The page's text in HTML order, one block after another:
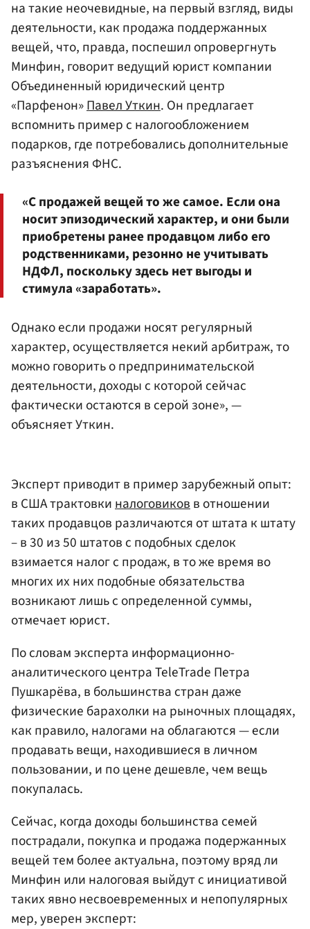
на такие неочевидные, на первый взгляд, виды
деятельности, как продажа поддержанных
вещей, что, правда, поспешил опровергнуть
Минфин, говорит ведущий юрист компании
Объединенный юридический центр
«Парфенон»Павел Уткин. Он предлагает
вспомнить пример с налогообложением
подарков, где потребовались дополнительные
разъяснения ФНС.
«С продажей вещей то же самое. Если она
носит эпизодический характер, и они были
приобретены ранее продавцом либо его
родственниками, резонно не учитывать
НДФЛ, поскольку здесь нет выгоды и
стимула «заработать».
Однако если продажи носят регулярный
характер, осуществляется некий арбитраж, то
можно говорить о предпринимательской
деятельности, доходы с которой сейчас
фактически остаются в серой зоне», —
объясняет Уткин.
Эксперт приводит в пример зарубежный опыт:
в США трактовки налоговиков в отношении
таких продавцов различаются от штата к штату
– в 30 из 50 штатов с подобных сделок
взимается налог с продаж, в то же время во
многих их них подобные обязательства
возникают лишь с определенной суммы,
отмечает юрист.
По словам эксперта информационно-
аналитического центра TeleTrade Петра
Пушкарёва, в большинства стран даже
физические барахолки на рыночных площадях,
как правило, налогами на облагаются — если
продавать вещи, находившиеся в личном
пользовании, и по цене дешевле, чем вещь
покупалась.
Сейчас, когда доходы большинства семей
пострадали, покупка и продажа подержанных
вещей тем более актуальна, поэтому вряд ли
Минфин или налоговая выйдут с инициативой
таких явно несвоевременных и непопулярных
мер, уверен эксперт: